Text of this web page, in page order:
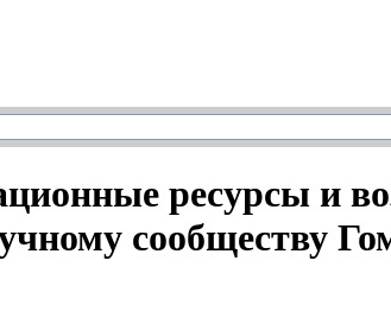
ресурсы и
сообществу